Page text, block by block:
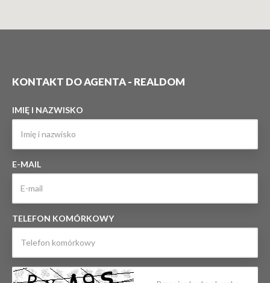
KONTAKT DO AGENTA - REALDOM
IMIĘ I NAZWISKO
E-MAIL
TELEFON KOMÓRKOWY